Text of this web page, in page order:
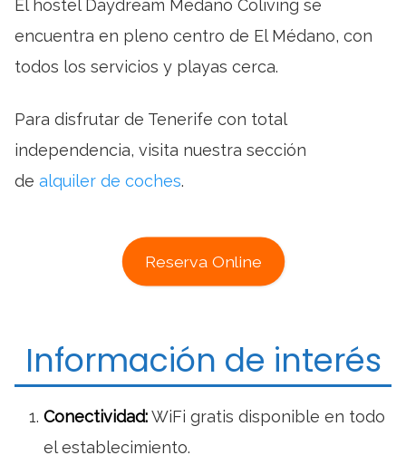
El hostel Daydream Medano Coliving se
encuentra en pleno centro de El Médano, con
todos los servicios y playas cerca.
Para disfrutar de Tenerife con total
independencia, visita nuestra sección
de alquiler de coches.
Reserva Online
Información de interés
Conectividad:WiFi gratis disponible en todo
el establecimiento.